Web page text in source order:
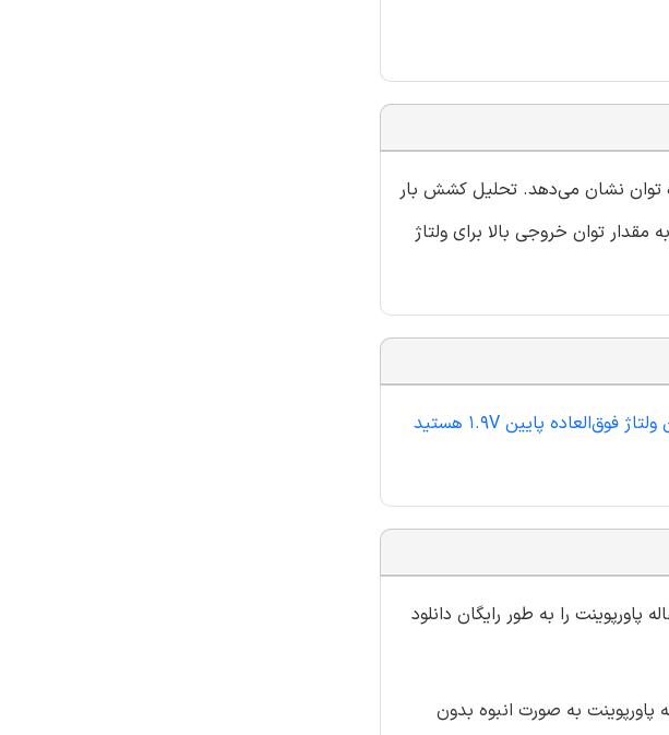
توان نشان ‌می‌دهد. تحلیل کشش ‌بار
توان خروجی بالا برای ولتاژ
اگر مایل به تهیه مقاله کامل با فرمت ورد مقاله طراحی تقویت‌کننده قدرتAB کلاسCMOS باند-C برای تامین ولتاژ فوق‌العاده پایین 1.9V هستید
را به طور رایگان دانلود
به صورت انبوه بدون